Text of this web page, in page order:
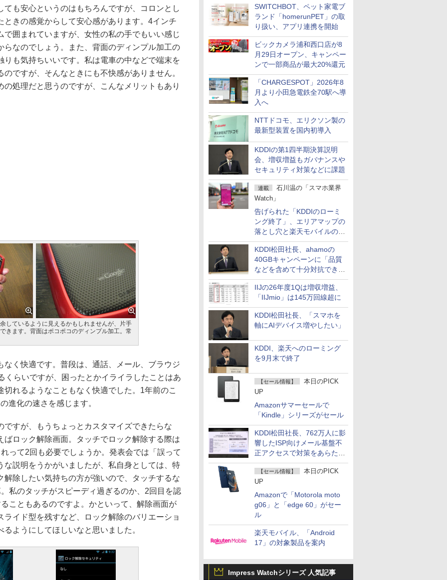
SWITCHBOT、ペット家電ブ
ランド「homerunPET」の取
り扱い、アプリ連携を開始
ビックカメラ浦和西口店が8
月29日オープン、キャンペー
ンで一部商品が最大20%還元
「CHARGESPOT」2026年8
月より小田急電鉄全70駅へ導
入へ
NTTドコモ、エリクソン製の
最新型装置を国内初導入
KDDIの第1四半期決算説明
会、増収増益もガバナンスや
セキュリティ対策などに課題
連載
石川温の「スマホ業界
Watch」
告げられた「KDDIのローミ
ング終了」、エリアマップの
落とし穴と楽天モバイルの課
題
KDDI松田社長、ahamoの
40GBキャンペーンに「品質
などを含めて十分対抗でき
る」
IIJの26年度1Qは増収増益、
「IIJmio」は145万回線超に
KDDI松田社長、「スマホを
軸にAIデバイス増やしたい」
KDDI、楽天へのローミング
を9月末で終了
【セール情報】
本日のPICK
UP
Amazonサマーセールで
「Kindle」シリーズがセール
KDDI松田社長、762万人に影
響したISP向けメール基盤不
正アクセスで対策をあらため
て説明
【セール情報】
本日のPICK
UP
Amazonで「Motorola moto
g06」と「edge 60」がセー
ル
楽天モバイル、「Android
17」の対象製品を案内
Impress Watchシリーズ 人気記事
も安心というのはもちろんですが、コロンとし
ときの感覚からして安心感があります。4インチ
囲まれていますが、女性の私の手でもいい感じ
らなのでしょう。また、背面のディンプル加工の
りも気持ちいいです。私は電車の中などで端末を
ですが、そんなときにも不快感がありません。
処理だと思うのですが、こんなメリットもあり
しているように見えるかもしれませんが、片手
きます。背面はポコポコのディンプル加工。常
く快適です。普段は、通話、メール、ブラウジ
くらいですが、困ったとかイライラしたことはあ
れるようなこともなく快適でした。1年前のこ
進化の速さを感じます。
すが、もうちょっとカスタマイズできたらな
ばロック解除画面。タッチでロック解除する際は
って2回も必要でしょうか。発表会では「誤って
な説明をうかがいましたが、私自身としては、特
解除したい気持ちの方が強いので、タッチするな
私のタッチがスピーディ過ぎるのか、2回目を認
こともあるのですよ。かといって、解除画面が
イド型を残すなど、ロック解除のバリエーショ
ようにしてほしいなと思いました。